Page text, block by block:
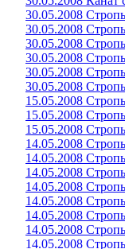
30.05.2008
30.05.2008
30.05.2008
30.05.2008
30.05.2008
30.05.2008
15.05.2008
15.05.2008
15.05.2008
14.05.2008
14.05.2008
14.05.2008
14.05.2008
14.05.2008
14.05.2008
14.05.2008
14.05.2008